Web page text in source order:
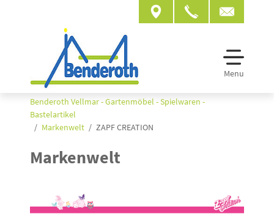
Menu
Benderoth Vellmar - Gartenmöbel - Spielwaren -
Bastelartikel
Markenwelt
ZAPF CREATION
Markenwelt